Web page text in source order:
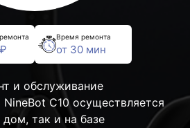
Время ремонта
от 30 мин
и обслуживание
NineBot С10 осуществляется
так и на базе